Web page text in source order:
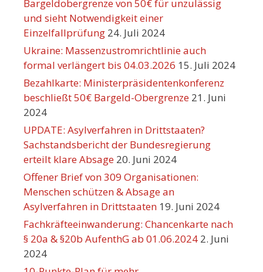
Bargeldobergrenze von 50€ für unzulässig
und sieht Notwendigkeit einer
Einzelfallprüfung 24. Juli 2024
Ukraine: Massenzustromrichtlinie auch
formal verlängert bis 04.03.2026 15. Juli 2024
Bezahlkarte: Ministerpräsidentenkonferenz
beschließt 50€ Bargeld-Obergrenze 21. Juni
2024
UPDATE: Asylverfahren in Drittstaaten?
Sachstandsbericht der Bundesregierung
erteilt klare Absage 20. Juni 2024
Offener Brief von 309 Organisationen:
Menschen schützen & Absage an
Asylverfahren in Drittstaaten 19. Juni 2024
Fachkräfteeinwanderung: Chancenkarte nach
§ 20a & §20b AufenthG ab 01.06.2024 2. Juni
2024